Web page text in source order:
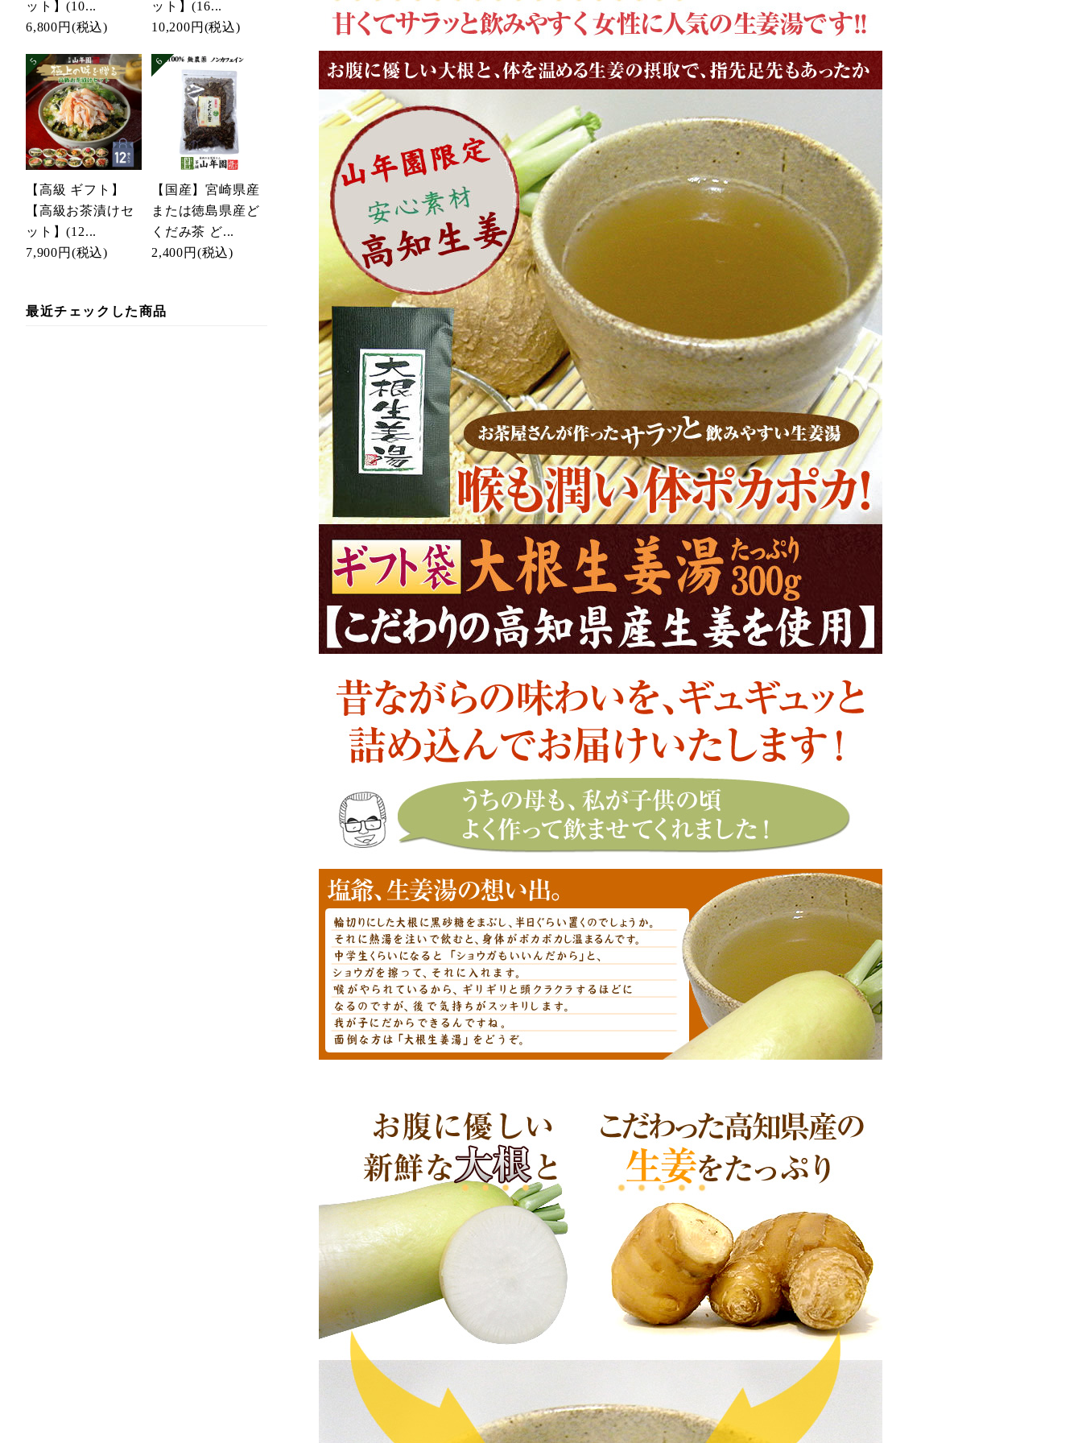
ット】(10...
6,800円 (税込)
ット】(16...
10,200円 (税込)
【高級 ギフト】
【高級お茶漬けセ
ット】(12...
7,900円 (税込)
【国産】宮崎県産
または徳島県産ど
くだみ茶 ど...
2,400円 (税込)
最近チェックした商品